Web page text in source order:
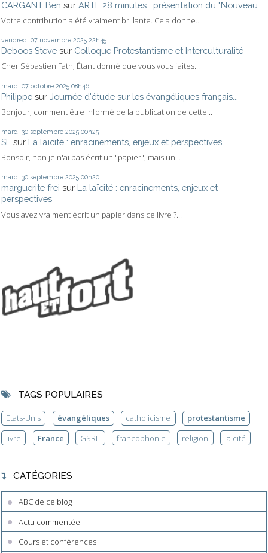
CARGANT Ben sur ARTE 28 minutes : présentation du "Nouveau...
Votre contribution a été vraiment brillante. Cela donne...
vendredi 07 novembre 2025 22h45
Deboos Steve sur Colloque Protestantisme et Interculturalité
Cher Sébastien Fath, Étant donné que vous vous faites...
mardi 07 octobre 2025 08h46
Philippe sur Journée d'étude sur les évangéliques français...
Bonjour, comment être informé de la publication de cette...
mardi 30 septembre 2025 00h25
SF sur La laïcité : enracinements, enjeux et perspectives
Bonsoir, non je n'ai pas écrit un "papier", mais un...
mardi 30 septembre 2025 00h20
marguerite frei sur La laïcité : enracinements, enjeux et
perspectives
Vous avez vraiment écrit un papier dans ce livre ?...
TAGS POPULAIRES
Etats-Unis évangéliques catholicisme
protestantisme
livre
France GSRL francophonie religion laïcité
CATÉGORIES
ABC de ce blog
Actu commentée
Cours et conférences